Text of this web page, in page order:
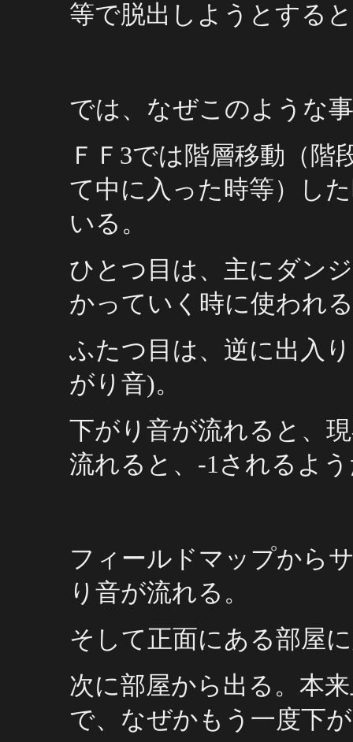
等で脱出しようとする
では、なぜこのような
ＦＦ3では階層移動（
て中に入った時等）し
いる。
ひとつ目は、主にダン
かっていく時に使われ
ふたつ目は、逆に出入
がり音)。
下がり音が流れると、
流れると、-1されるよ
フィールドマップから
り音が流れる。
そして正面にある部屋
次に部屋から出る。本
で、なぜかもう一度下